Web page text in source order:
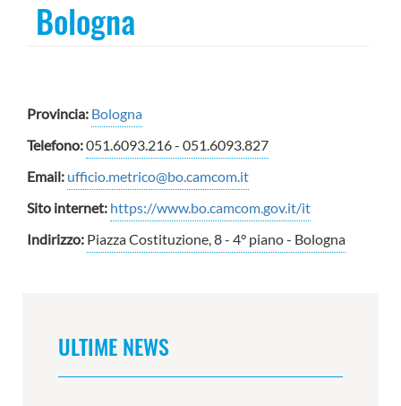
Bologna
Provincia: Bologna
Telefono:051.6093.216 - 051.6093.827
Email: ufficio.metrico@bo.camcom.it
Sito internet: https://www.bo.camcom.gov.it/it
Indirizzo: Piazza Costituzione, 8 - 4° piano - Bologna
ULTIME NEWS